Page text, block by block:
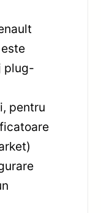
plug-
pentru